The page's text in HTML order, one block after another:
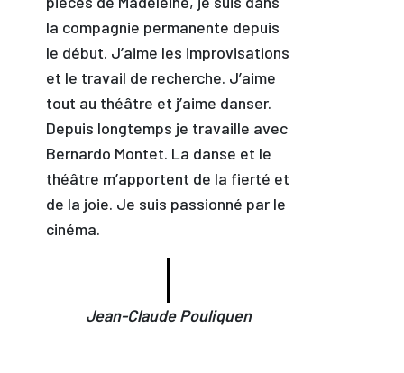
la compagnie permanente depuis
le début. J’aime les improvisations
et le travail de recherche. J’aime
tout au théâtre et j’aime danser.
Depuis longtemps je travaille avec
Bernardo Montet. La danse et le
théâtre m’apportent de la fierté et
de la joie. Je suis passionné par le
cinéma.
Jean-Claude Pouliquen